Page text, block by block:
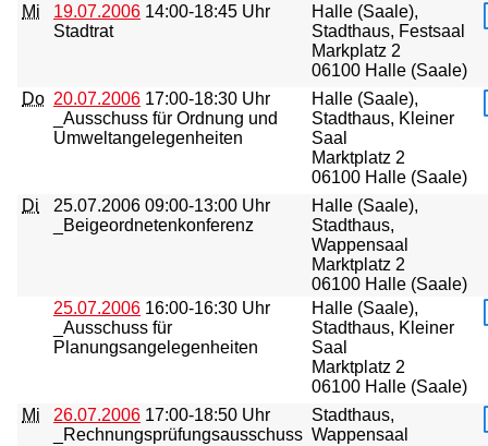
Mi
19.07.2006 14:00-18:45 Uhr
Stadtrat
Halle (Saale),
Stadthaus, Festsaal
Markplatz 2
06100 Halle (Saale)
Do 20.07.2006 17:00-18:30 Uhr
_Ausschuss für Ordnung und
Umweltangelegenheiten
Halle (Saale),
Stadthaus, Kleiner
Saal
Marktplatz 2
06100 Halle (Saale)
Di
25.07.2006 09:00-13:00 Uhr
_Beigeordnetenkonferenz
Halle (Saale),
Stadthaus,
Wappensaal
Marktplatz 2
06100 Halle (Saale)
25.07.2006 16:00-16:30 Uhr
_Ausschuss für
Planungsangelegenheiten
Halle (Saale),
Stadthaus, Kleiner
Saal
Marktplatz 2
06100 Halle (Saale)
Mi
26.07.2006 17:00-18:50 Uhr
_Rechnungsprüfungsausschuss
Stadthaus,
Wappensaal